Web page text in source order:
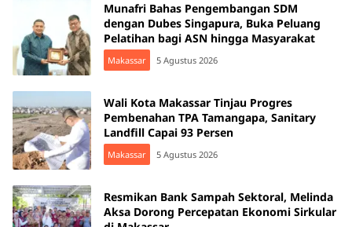
Munafri Bahas Pengembangan SDM
dengan Dubes Singapura, Buka Peluang
Pelatihan bagi ASN hingga Masyarakat
Makassar 5 Agustus 2026
Wali Kota Makassar Tinjau Progres
Pembenahan TPA Tamangapa, Sanitary
Landfill Capai 93 Persen
Makassar 5 Agustus 2026
Resmikan Bank Sampah Sektoral, Melinda
Aksa Dorong Percepatan Ekonomi Sirkular